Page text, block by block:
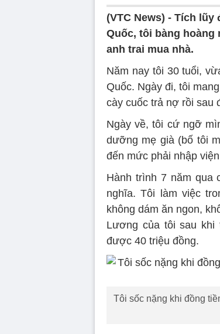
(VTC News) - Tích lũy
Quốc, tôi bàng hoàng
anh trai mua nhà.
Năm nay tôi 30 tuổi,
Quốc. Ngày đi, tôi
cày cuốc trả nợ rồi sau
Ngày về, tôi cứ ngỡ
dưỡng mẹ già (bố tôi
đến mức phải nhập
Hành trình 7 năm qua
nghĩa. Tôi làm việc
không dám ăn ngon,
Lương của tôi sau
được 40 triệu đồng.
Tôi sốc nặng khi đồng